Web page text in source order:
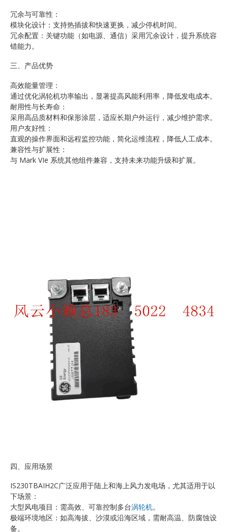
冗余与可靠性：
模块化设计：支持热插拔和快速更换，减少停机时间。
冗余配置：关键功能（如电源、通信）采用冗余设计，提升系统容
错能力。
三、产品优势
高效能量管理：
通过优化涡轮机功率输出，显著提高风能利用率，降低发电成本。
耐用性与长寿命：
采用高品质材料和保形涂层，适应长期户外运行，减少维护需求。
用户友好性：
直观的操作界面和远程监控功能，简化运维流程，降低人工成本。
兼容性与扩展性：
与 Mark VIe 系统其他组件兼容，支持未来功能升级和扩展。
四、应用场景
IS230TBAIH2C广泛应用于陆上和海上风力发电场，尤其适用于以
下场景：
大型风电项目：需高效、可靠控制多台涡轮机。
极端环境地区：如高海拔、沙漠或沿海区域，需耐高温、防腐蚀设
备。